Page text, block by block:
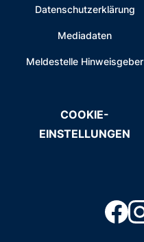
Datenschutzerklärung
Mediadaten
Meldestelle Hinweisgeber
COOKIE-
EINSTELLUNGEN